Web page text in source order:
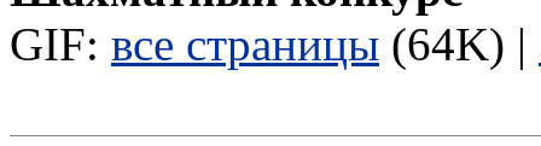
GIF: все страницы (64K) |